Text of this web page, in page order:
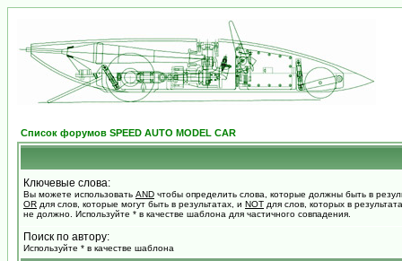
Список форумов SPEED AUTO MODEL CAR
Ключевые слова:
Вы можете использовать AND чтобы определить слова, которые должны быть в
OR для слов, которые могут быть в результатах, и NOT для слов, которых в
не должно. Используйте * в качестве шаблона для частичного совпадения.
Поиск по автору:
Используйте * в качестве шаблона